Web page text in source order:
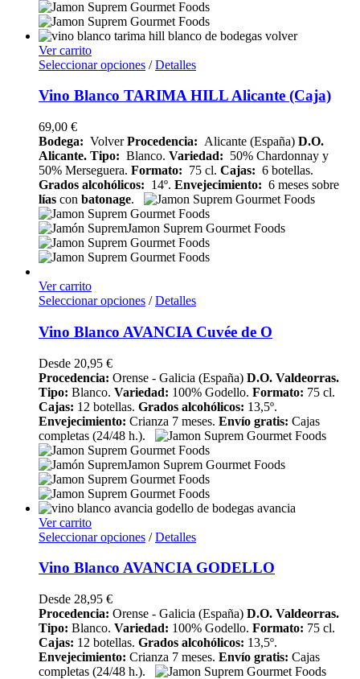
Ver carrito
Seleccionar opciones / Detalles
Vino Blanco TARIMA HILL Alicante (Caja)
69,00 €
Bodega: VolverProcedencia: Alicante (España) D.O.
Alicante. Tipo: Blanco. Variedad: 50% Chardonnay y
50% Merseguera. Formato: 75 cl. Cajas: 6 botellas.
Grados alcohólicos: 14º. Envejecimiento: 6 meses sobre
lías con batonage.
Ver carrito
Seleccionar opciones / Detalles
Vino Blanco AVANCIA Cuvée de O
Desde 20,95 €
Procedencia: Orense - Galicia (España) D.O. Valdeorras.
Tipo: Blanco. Variedad: 100% Godello. Formato: 75 cl.
Cajas: 12 botellas. Grados alcohólicos: 13,5º.
Envejecimiento: Crianza 7 meses. Envío gratis: Cajas
completas (24/48 h.).
Ver carrito
Seleccionar opciones / Detalles
Vino Blanco AVANCIA GODELLO
Desde 28,95 €
Procedencia: Orense - Galicia (España) D.O. Valdeorras.
Tipo: Blanco. Variedad: 100% Godello. Formato: 75 cl.
Cajas: 12 botellas. Grados alcohólicos: 13,5º.
Envejecimiento: Crianza 7 meses. Envío gratis: Cajas
completas (24/48 h.).